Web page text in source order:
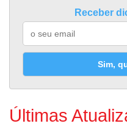
Receber
Sim,
Últimas